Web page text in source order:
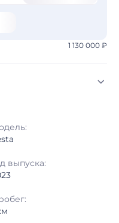
1 130 000 ₽
09:02 МСК
08:55 МСК
торги
₽
выпуска: